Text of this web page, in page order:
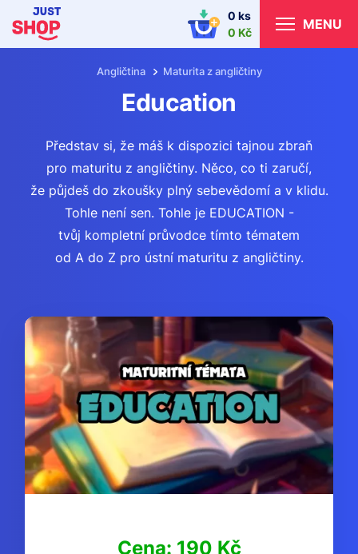
0 ks
0 Kč
MENU
Angličtina Maturita z angličtiny
Education
Představ si, že máš k dispozici tajnou zbraň
pro maturitu z angličtiny. Něco, co ti zaručí,
že půjdeš do zkoušky plný sebevědomí a v klidu.
Tohle není sen. Tohle je EDUCATION -
tvůj kompletní průvodce tímto tématem
od A do Z pro ústní maturitu z angličtiny.
Cena: 190 Kč